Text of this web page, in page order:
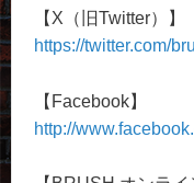
【X（旧Twitter）】
https://twitter.com/
【Facebook】
http://